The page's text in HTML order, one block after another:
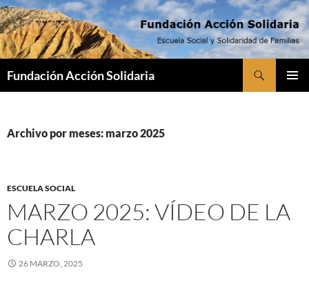
Saltar
al
contenido
Fundación Acción Solidaria
Archivo por meses: marzo 2025
ESCUELA SOCIAL
MARZO 2025: VÍDEO DE LA
CHARLA
26 MARZO, 2025